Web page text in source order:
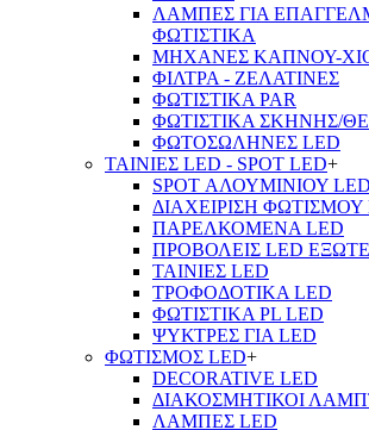
ΛΑΜΠΕΣ ΓΙΑ
ΦΩΤΙΣΤΙΚΑ
ΜΗΧΑΝΕΣ ΚΑΠΝΟΥ-
ΦΙΛΤΡΑ - ΖΕΛΑΤΙΝΕΣ
ΦΩΤΙΣΤΙΚΑ PAR
ΦΩΤΙΣΤΙΚΑ ΣΚΗΝΗΣ/
ΦΩΤΟΣΩΛΗΝΕΣ LED
ΤΑΙΝΙΕΣ LED - SPOT LED+
SPOT ΑΛΟΥΜΙΝΙΟΥ LED
ΔΙΑΧΕΙΡΙΣΗ ΦΩΤΙΣΜΟΥ
ΠΑΡΕΛΚΟΜΕΝΑ LED
ΠΡΟΒΟΛΕΙΣ LED
ΤΑΙΝΙΕΣ LED
ΤΡΟΦΟΔΟΤΙΚΑ LED
ΦΩΤΙΣΤΙΚΑ PL LED
ΨΥΚΤΡΕΣ ΓΙΑ LED
ΦΩΤΙΣΜΟΣ LED+
DECORATIVE LED
ΔΙΑΚΟΣΜΗΤΙΚΟΙ
ΛΑΜΠΕΣ LED